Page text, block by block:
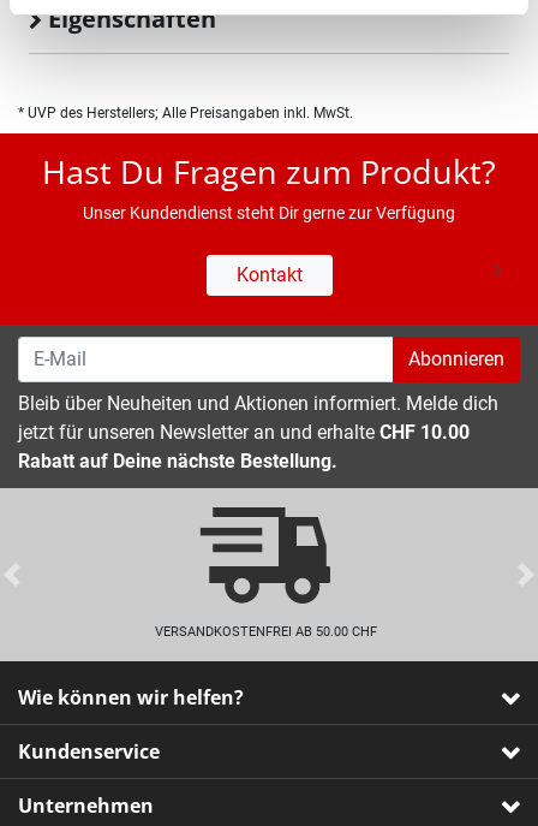
Eigenschaften
* UVP des Herstellers; Alle Preisangaben inkl. MwSt.
Hast Du Fragen zum Produkt?
Unser Kundendienst steht Dir gerne zur Verfügung
Kontakt
Abonnieren
Bleib über Neuheiten und Aktionen informiert. Melde dich
jetzt für unseren Newsletter an und erhalte CHF 10.00
Rabatt auf Deine nächste Bestellung.
VERSANDKOSTENFREI AB 50.00 CHF
Previous
Wie können wir helfen?
Kundenservice
Unternehmen